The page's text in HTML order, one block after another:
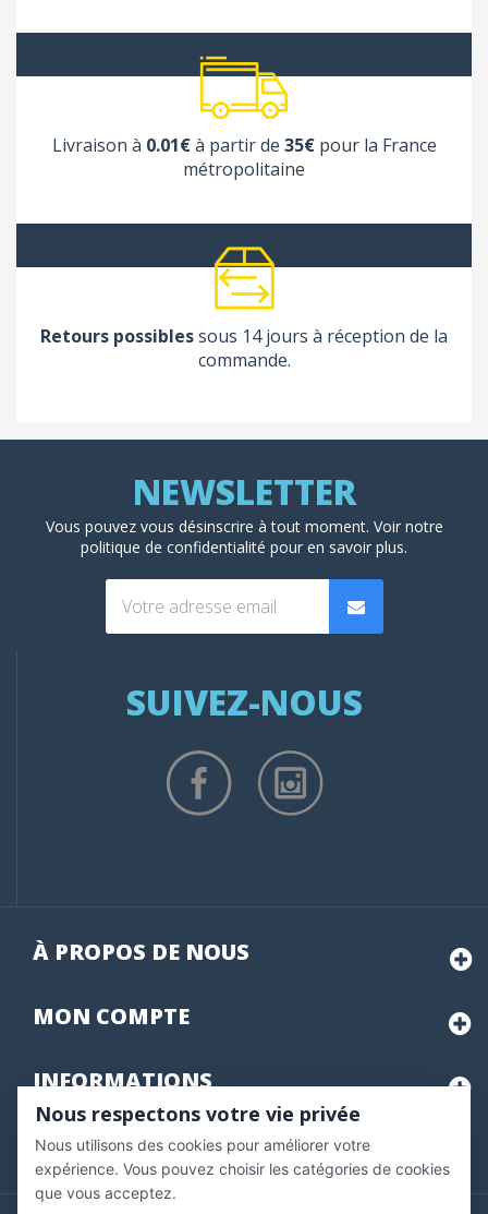
Livraison à 0.01€à partir de 35€pour la France
métropolitaine
Retours possiblessous 14 jours à réception de la
commande.
Vous pouvez vous désinscrire à tout moment. Voir notre
politique de confidentialité pour en savoir plus.
SUIVEZ-NOUS
À PROPOS DE NOUS
MON COMPTE
INFORMATIONS
Marchand approuvé par la Société des Avis Garantis,
pour vérifier .
Nous respectons votre vie privée
Nous utilisons des cookies pour améliorer votre
expérience. Vous pouvez choisir les catégories de cookies
que vous acceptez.